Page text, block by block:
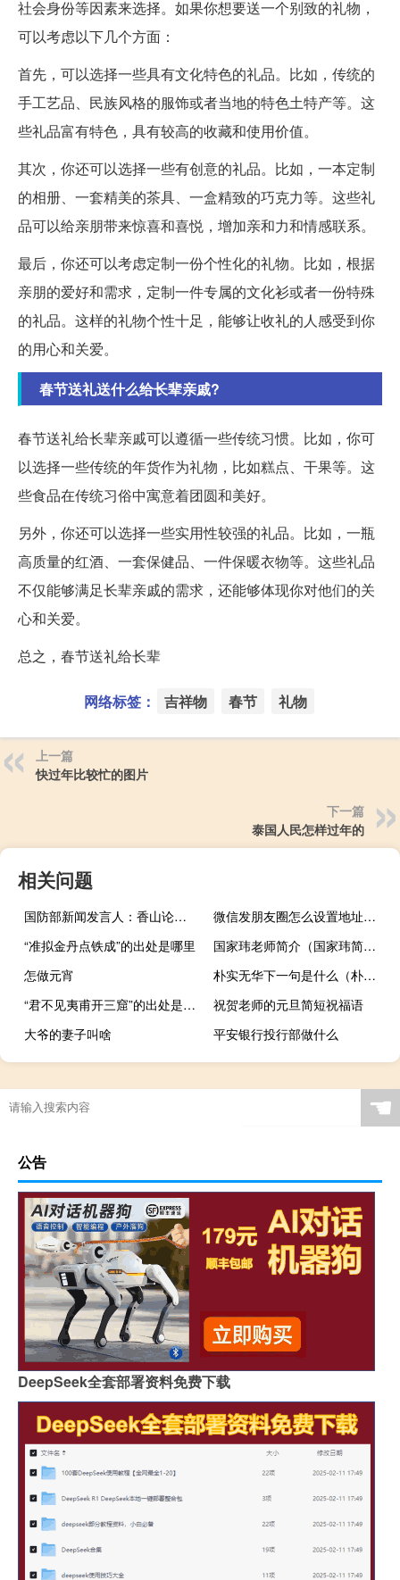
社会身份等因素来选择。如果你想要送一个别致的礼物，
可以考虑以下几个方面：
首先，可以选择一些具有文化特色的礼品。比如，传统的
手工艺品、民族风格的服饰或者当地的特色土特产等。这
些礼品富有特色，具有较高的收藏和使用价值。
其次，你还可以选择一些有创意的礼品。比如，一本定制
的相册、一套精美的茶具、一盒精致的巧克力等。这些礼
品可以给亲朋带来惊喜和喜悦，增加亲和力和情感联系。
最后，你还可以考虑定制一份个性化的礼物。比如，根据
亲朋的爱好和需求，定制一件专属的文化衫或者一份特殊
的礼品。这样的礼物个性十足，能够让收礼的人感受到你
的用心和关爱。
春节送礼送什么给长辈亲戚?
春节送礼给长辈亲戚可以遵循一些传统习惯。比如，你可
以选择一些传统的年货作为礼物，比如糕点、干果等。这
些食品在传统习俗中寓意着团圆和美好。
另外，你还可以选择一些实用性较强的礼品。比如，一瓶
高质量的红酒、一套保健品、一件保暖衣物等。这些礼品
不仅能够满足长辈亲戚的需求，还能够体现你对他们的关
心和关爱。
总之，春节送礼给长辈
网络标签： 吉祥物 春节 礼物
上一篇
快过年比较忙的图片
下一篇
泰国人民怎样过年的
相关问题
国防部新闻发言人：香山论坛目的之一就是能让各方都发出自己的声音
微信发朋友圈怎么设置地址显示（微信发朋友圈怎么设置地址）
“准拟金丹点铁成”的出处是哪里
国家玮老师简介（国家玮简介）
怎做元宵
朴实无华下一句是什么（朴实）
“君不见夷甫开三窟”的出处是哪里
祝贺老师的元旦简短祝福语
大爷的妻子叫啥
平安银行投行部做什么
☚
公告
DeepSeek全套部署资料免费下载